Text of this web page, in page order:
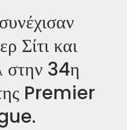
Σίτι και
στην 34η
Premier